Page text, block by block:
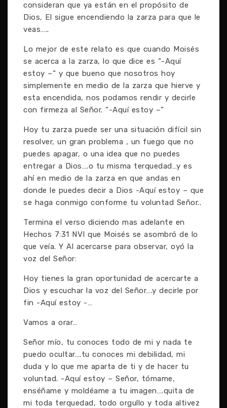
consideran que ya están en el propósito de
Dios, El sigue encendiendo la zarza para que le
veas…..
Lo mejor de este relato es que cuando Moisés
se acerca a la zarza, lo que dice es “-Aquí
estoy –“ y que bueno que nosotros hoy
simplemente en medio de la zarza que hierve y
esta encendida, nos podamos rendir y decirle
con firmeza al Señor. “-Aquí estoy –“
Hoy tu zarza puede ser una situación difícil sin
resolver, un gran problema , un fuego que no
puedes apagar, o una idea que no puedes
entregar a Dios….o tu misma terquedad…y es
ahí en medio de la zarza en que andas en
donde le puedes decir a Dios -Aquí estoy – que
se haga conmigo conforme tu voluntad Señor..
Termina el verso diciendo mas adelante en
Hechos 7:31 NVI que Moisés se asombró de lo
que veía. Y Al acercarse para observar, oyó la
voz del Señor:
Hoy tienes la gran oportunidad de acercarte a
Dios y escuchar la voz del Señor….y decirle por
fin -Aquí estoy -…
Vamos a orar…
Señor mío, tu conoces todo de mi y nada te
puedo ocultar….tu conoces mi debilidad, mi
duda y lo que me aparta de ti y de hacer tu
voluntad. -Aquí estoy – Señor, tómame,
enséñame y moldéame a tu imagen….quita de
mi toda terquedad, todo orgullo y toda altivez